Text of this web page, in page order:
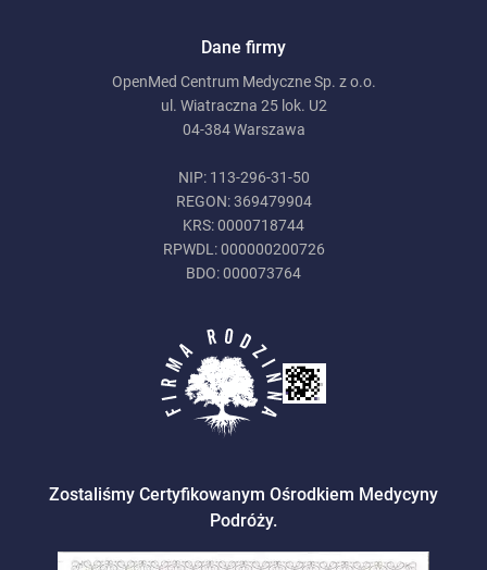
Dane firmy
OpenMed Centrum Medyczne Sp. z o.o.
ul. Wiatraczna 25 lok. U2
04-384 Warszawa
NIP: 113-296-31-50
REGON: 369479904
KRS: 0000718744
RPWDL: 000000200726
BDO: 000073764
Zostaliśmy Certyfikowanym Ośrodkiem Medycyny
Podróży.